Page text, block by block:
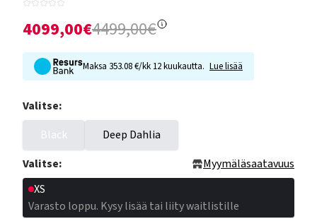
4099,00€4499,00€
Maksa 353.08 €/kk 12 kuukautta. Lue lisää
Valitse:
Black
Deep Dahlia
Valitse:
Myymäläsaatavuus
XS
Varasto loppu. Kysy lisää tai liity waitlistille